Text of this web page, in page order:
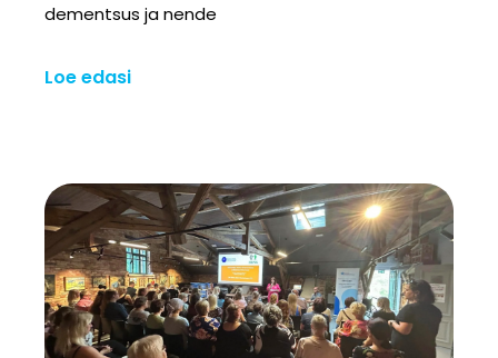
dementsus ja nende
Loe edasi